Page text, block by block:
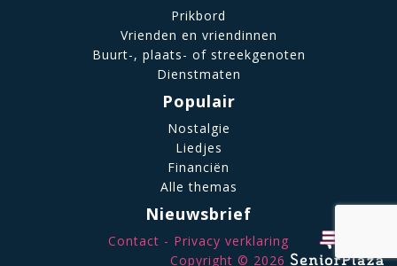
Prikbord
Vrienden en vriendinnen
Buurt-, plaats- of streekgenoten
Dienstmaten
Populair
Nostalgie
Liedjes
Financiën
Alle themas
Nieuwsbrief
Contact
Privacy verklaring
Copyright © 2026